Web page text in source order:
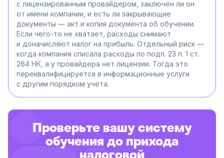
с лицензированным провайдером, заключён ли он
от имени компании, и есть ли закрывающие
документы — акт и копия документа об обучении.
Если чего-то не хватает, расходы снимают
и доначисляют налог на прибыль. Отдельный риск —
когда компания списала расходы по подп. 23 п. 1 ст.
264 НК, а у провайдера нет лицензии. Тогда это
переквалифицируется в информационные услуги
с другим порядком учёта.
Проверьте вашу систему
обучения до прихода